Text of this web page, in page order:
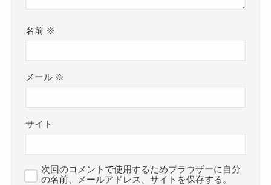
名前 ※
メール ※
サイト
次回のコメントで使用するためブラウザーに自分
の名前、メールアドレス、サイトを保存する。